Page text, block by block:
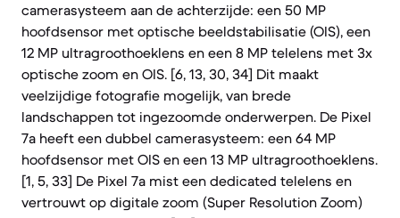
camerasysteem aan de achterzijde: een 50 MP
hoofdsensor met optische beeldstabilisatie (OIS), een
12 MP ultragroothoeklens en een 8 MP telelens met 3x
optische zoom en OIS. [6, 13, 30, 34] Dit maakt
veelzijdige fotografie mogelijk, van brede
landschappen tot ingezoomde onderwerpen. De Pixel
7a heeft een dubbel camerasysteem: een 64 MP
hoofdsensor met OIS en een 13 MP ultragroothoeklens.
[1, 5, 33] De Pixel 7a mist een dedicated telelens en
vertrouwt op digitale zoom (Super Resolution Zoom)